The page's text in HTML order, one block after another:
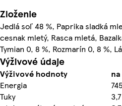
Zloženie
Jedlá soľ 48 %, Paprika sladká
cesnak mletý, Rasca mletá,
Tymian 0, 8 %, Rozmarín 0, 8 %,
Výživové údaje
Výživové hodnoty
Energia
Tuky